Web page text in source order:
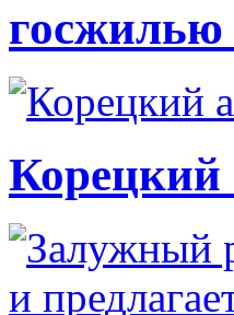
Корецкий